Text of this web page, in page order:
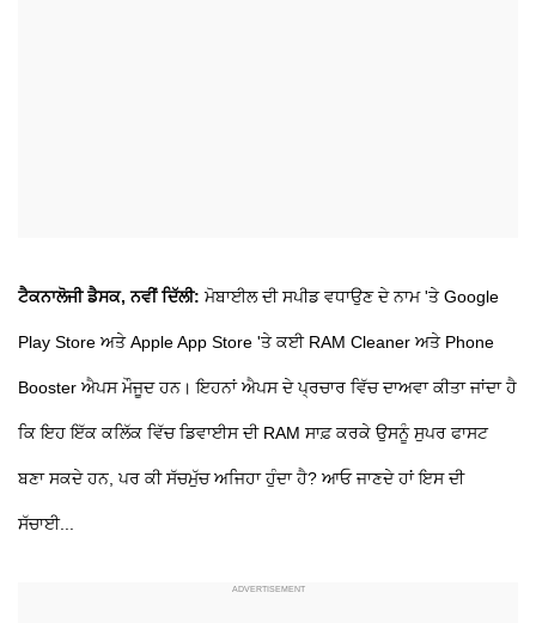
ਟੈਕਨਾਲੋਜੀ ਡੈਸਕ, ਨਵੀਂ ਦਿੱਲੀ: ਮੋਬਾਈਲ ਦੀ ਸਪੀਡ ਵਧਾਉਣ ਦੇ ਨਾਮ 'ਤੇ Google
Play Store ਅਤੇ Apple App Store 'ਤੇ ਕਈ RAM Cleaner ਅਤੇ Phone
Booster ਐਪਸ ਮੌਜੂਦ ਹਨ। ਇਹਨਾਂ ਐਪਸ ਦੇ ਪ੍ਰਚਾਰ ਵਿੱਚ ਦਾਅਵਾ ਕੀਤਾ ਜਾਂਦਾ ਹੈ
ਕਿ ਇਹ ਇੱਕ ਕਲਿੱਕ ਵਿੱਚ ਡਿਵਾਈਸ ਦੀ RAM ਸਾਫ਼ ਕਰਕੇ ਉਸਨੂੰ ਸੁਪਰ ਫਾਸਟ
ਬਣਾ ਸਕਦੇ ਹਨ, ਪਰ ਕੀ ਸੱਚਮੁੱਚ ਅਜਿਹਾ ਹੁੰਦਾ ਹੈ? ਆਓ ਜਾਣਦੇ ਹਾਂ ਇਸ ਦੀ
ਸੱਚਾਈ...